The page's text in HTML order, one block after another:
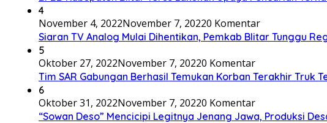
4
November 4, 2022November 7, 20220 Komentar
Siaran TV Analog Mulai Dihentikan, Pemkab Blitar Tunggu
5
Oktober 27, 2022November 7, 20220 Komentar
Tim SAR Gabungan Berhasil Temukan Korban Terakhir Truk
6
Oktober 31, 2022November 7, 20220 Komentar
“Sowan Deso” Mencicipi Legitnya Jenang Jawa, Produksi